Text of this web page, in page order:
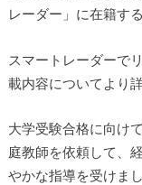
レーダー」に在籍す
スマートレーダーで
載内容についてより
大学受験合格に向け
庭教師を依頼して、
やかな指導を受けま